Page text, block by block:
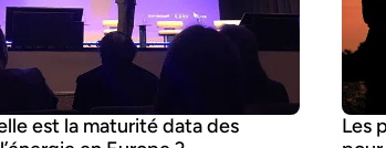
est la maturité data des
Les